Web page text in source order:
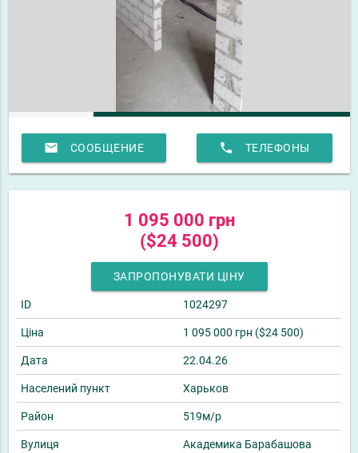
email СООБЩЕНИЕ phone ТЕЛЕФОНЫ
1 095 000 грн
($24 500)
ЗАПРОПОНУВАТИ ЦІНУ
ID 1024297
Ціна 1 095 000 грн ($24 500)
Дата 22.04.26
Населений пункт Харьков
Район 519м/р
Вулиця Академика Барабашова